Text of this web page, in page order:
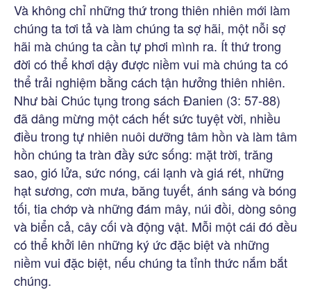
Và không chỉ những thứ trong thiên nhiên mới làm
chúng ta tơi tả và làm chúng ta sợ hãi, một nỗi sợ
hãi mà chúng ta cần tự phơi mình ra. Ít thứ trong
đời có thể khơi dậy được niềm vui mà chúng ta có
thể trải nghiệm bằng cách tận hưởng thiên nhiên.
Như bài Chúc tụng trong sách Đanien (3: 57-88)
đã dâng mừng một cách hết sức tuyệt vời, nhiều
điều trong tự nhiên nuôi dưỡng tâm hồn và làm tâm
hồn chúng ta tràn đầy sức sống: mặt trời, trăng
sao, gió lửa, sức nóng, cái lạnh và giá rét, những
hạt sương, cơn mưa, băng tuyết, ánh sáng và bóng
tối, tia chớp và những đám mây, núi đồi, dòng sông
và biển cả, cây cối và động vật. Mỗi một cái đó đều
có thể khởi lên những ký ức đặc biệt và những
niềm vui đặc biệt, nếu chúng ta tỉnh thức nắm bắt
chúng.